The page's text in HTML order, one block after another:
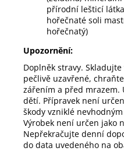
přírodní lešticí
hořečnaté soli
hořečnatý)
Upozornění:
Doplněk stravy.
pečlivě uzavřené,
zářením a před mrazem.
dětí. Přípravek není
škody vzniklé
Výrobek není určen jako
Nepřekračujte denní
do data uvedeného na